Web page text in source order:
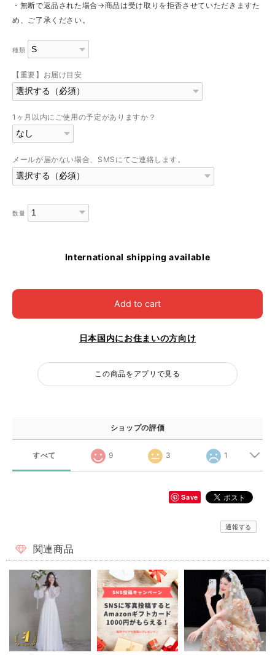
・無断で返品された場合→商品は受け取りを拒否させていただきますた
め、ご了承ください。
種類
【重要】お届け目安
1ヶ月以内にご使用の予定がありますか？
メールが届かない場合、SMSにてご連絡します。
数量
International shipping available
Add to cart
日本国内にお住まいの方向け
この商品をアプリで見る
ショップの評価
すべて 9 3 1
Save
通報する
関連商品